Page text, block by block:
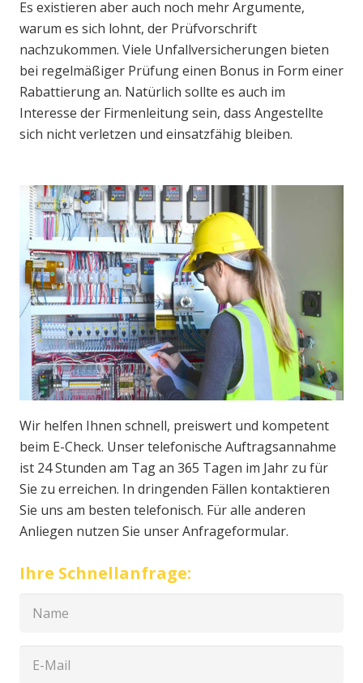
Es existieren aber auch noch mehr Argumente,
warum es sich lohnt, der Prüfvorschrift
nachzukommen. Viele Unfallversicherungen bieten
bei regelmäßiger Prüfung einen Bonus in Form einer
Rabattierung an. Natürlich sollte es auch im
Interesse der Firmenleitung sein, dass Angestellte
sich nicht verletzen und einsatzfähig bleiben.
Wir helfen Ihnen schnell, preiswert und kompetent
beim E-Check. Unser telefonische Auftragsannahme
ist 24 Stunden am Tag an 365 Tagen im Jahr zu für
Sie zu erreichen. In dringenden Fällen kontaktieren
Sie uns am besten telefonisch. Für alle anderen
Anliegen nutzen Sie unser Anfrageformular.
Ihre Schnellanfrage: